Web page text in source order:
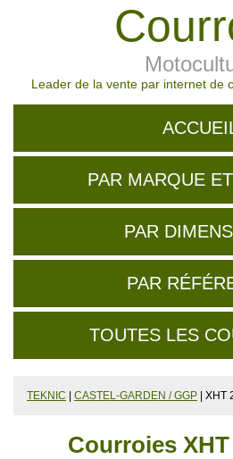
Leader de la vente par internet de
PAR MARQUE
PAR
PAR
TOUTES LES
TEKNIC CASTEL-GARDEN / GGP | XHT
Courroies XHT